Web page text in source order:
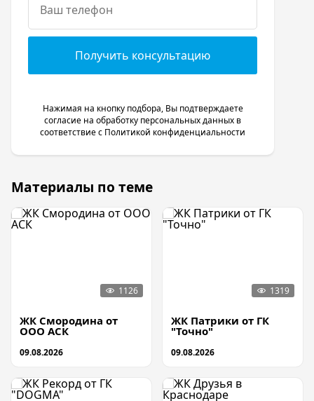
Получить консультацию
Нажимая на кнопку подбора, Вы подтверждаете
согласие на обработку персональных данных в
соответствие с Политикой конфиденциальности
Материалы по теме
ЖК Смородина от
ООО АСК
09.08.2026
ЖК Патрики от ГК
"Точно"
09.08.2026